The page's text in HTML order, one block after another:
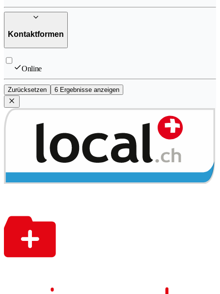
Kontaktformen
Online
Zurücksetzen 6 Ergebnisse anzeigen